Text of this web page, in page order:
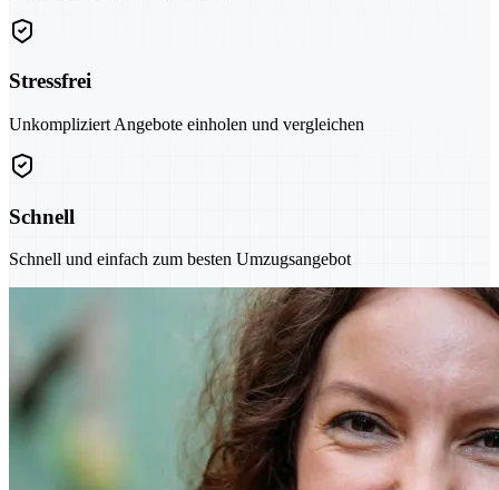
Stressfrei
Unkompliziert Angebote einholen und vergleichen
Schnell
Schnell und einfach zum besten Umzugsangebot